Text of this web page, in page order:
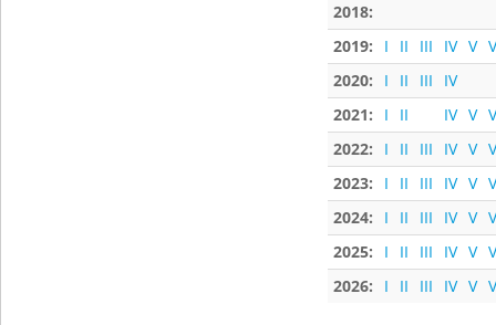
2018:
2019:
I II III IV V
2020:
I II III
IV
2021:
I II IV V
2022:
I II III IV V
2023:
I II III IV V
2024:
I II III IV V
2025:
I II III IV V
2026:
I II III IV V